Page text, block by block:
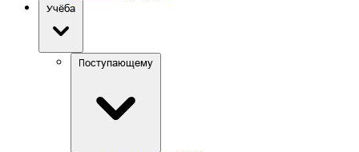
Учёба
Поступающему